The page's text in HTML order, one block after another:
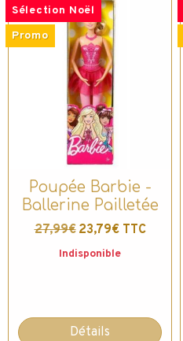
Sélection Noël
Promo
Poupée Barbie -
Ballerine Pailletée
27,99€ 23,79€ TTC
Indisponible
Détails